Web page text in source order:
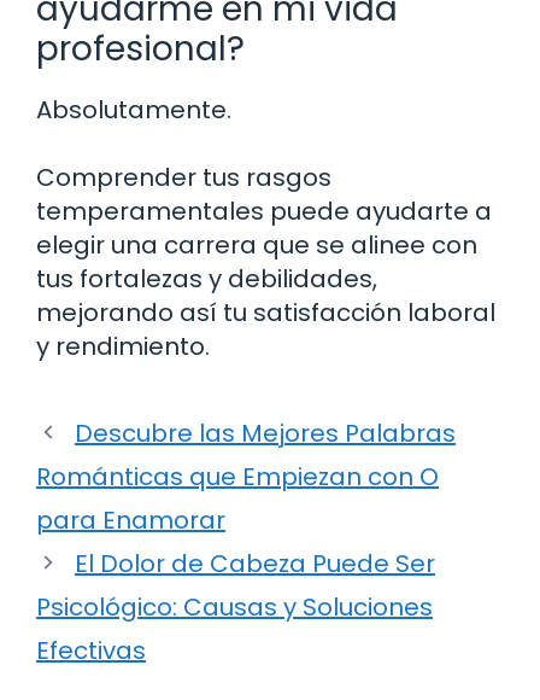
profesional?
Absolutamente.
Comprender tus rasgos
temperamentales puede ayudarte a
elegir una carrera que se alinee con
tus fortalezas y debilidades,
mejorando así tu satisfacción laboral
y rendimiento.
Descubre las Mejores Palabras
Románticas que Empiezan con O
para Enamorar
El Dolor de Cabeza Puede Ser
Psicológico: Causas y Soluciones
Efectivas